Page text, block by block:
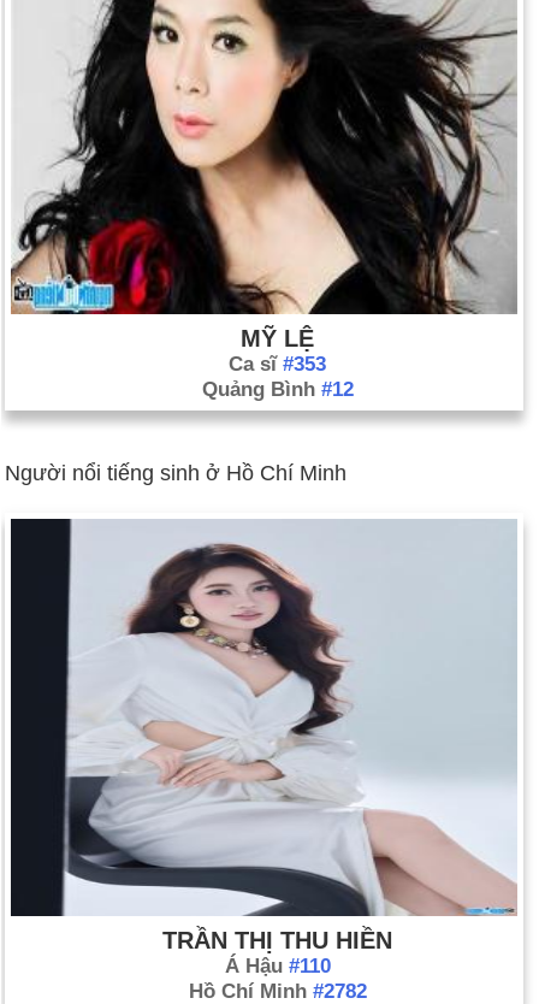
MỸ LỆ
Ca sĩ #353
Quảng Bình #12
Người nổi tiếng sinh ở Hồ Chí Minh
TRẦN THỊ THU HIỀN
Á Hậu #110
Hồ Chí Minh #2782